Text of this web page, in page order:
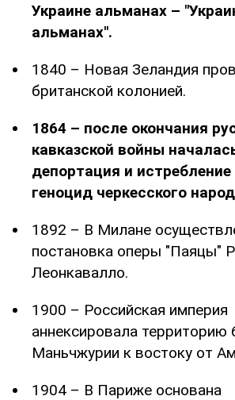
Украине альманах –
альманах".
1840 – Новая Зеландия
британской колонией.
1864 – после окончания
кавказской войны
депортация и истребление
геноцид черкесского
1892 – В Милане
постановка оперы "Паяцы"
Леонкавалло.
1900 – Российская империя
аннексировала территорию
Маньчжурии к востоку от
1904 – В Париже основана